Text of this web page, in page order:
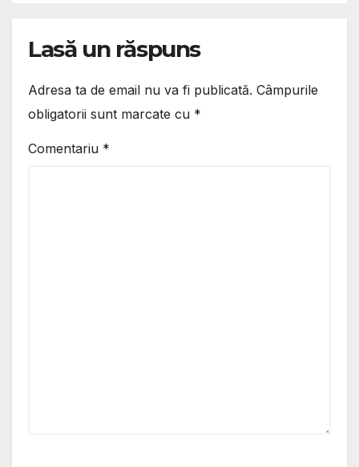
Lasă un răspuns
Adresa ta de email nu va fi publicată. Câmpurile
obligatorii sunt marcate cu *
Comentariu *